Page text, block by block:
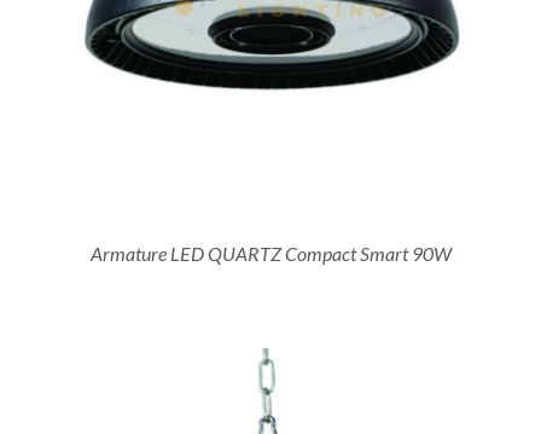
Armature LED QUARTZ Compact Smart 90W